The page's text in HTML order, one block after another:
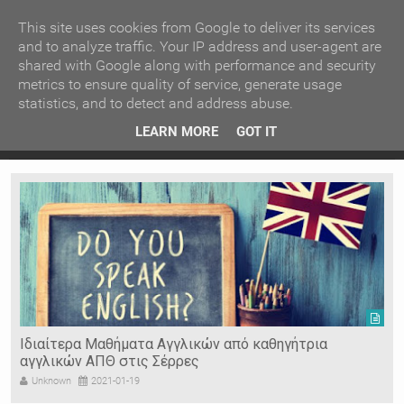
Ιερόσυλοι έκλεψαν τάματα από Ιερό Ναό στις Σέρρες
Ιδιαίτερα Μαθήματα Αγγλικών από καθηγήτρια
αγγλικών ΑΠΘ στις Σέρρες
Unknown 2021-01-19
ΚΕΝΤΡΙΚΗ ΑΝΑ ΚΑΤΗΓΟΡΙΑ
ΕΙΔΗΣΕΙΣ ΑΝΑ ΠΕΡΙΟΧΗ
ΠΡΟΣΦΑΤΑ ΝΕΑ
Ν. ΣΕΡΡΩΝ Η ΓΗ ΜΑΣ
ΤΥΧΑΙΕΣ ΑΝΑΡΤΗΣΕΙΣ/ΑΡΘΡΑ
Serres Racing Circuit
Panserraikos FC
Ikaroi B.C.
This site uses cookies from Google to deliver its services
and to analyze traffic. Your IP address and user-agent are
shared with Google along with performance and security
metrics to ensure quality of service, generate usage
statistics, and to detect and address abuse.
LEARN MORE GOT IT